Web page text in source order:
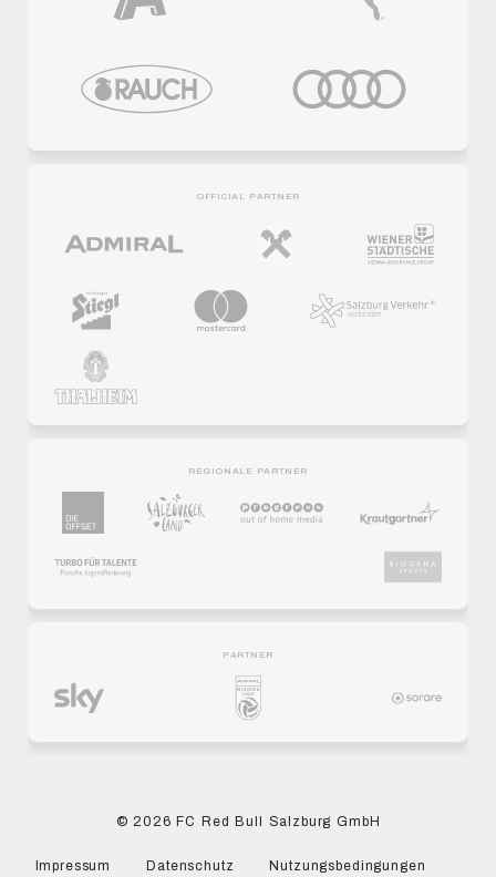
OFFICIAL PARTNER
REGIONALE PARTNER
PARTNER
© 2026 FC Red Bull Salzburg GmbH
Impressum Datenschutz Nutzungsbedingungen